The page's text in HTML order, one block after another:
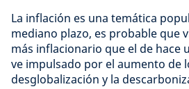
La inflación es una temática
mediano plazo, es probable que
más inflacionario que el de hace
ve impulsado por el aumento de
desglobalización y la